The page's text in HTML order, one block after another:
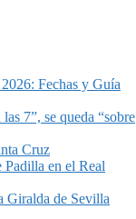
Fechas y Guía
7”, se queda “sobre
Cruz
en el Real
Giralda de Sevilla